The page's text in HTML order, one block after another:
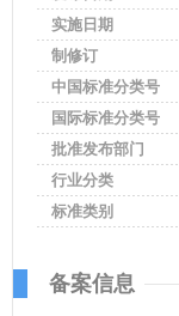
实施日期
制修订
中国标准分类号
国际标准分类号
批准发布部门
行业分类
标准类别
备案信息